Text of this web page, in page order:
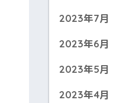
2023年7月
2023年6月
2023年5月
2023年4月